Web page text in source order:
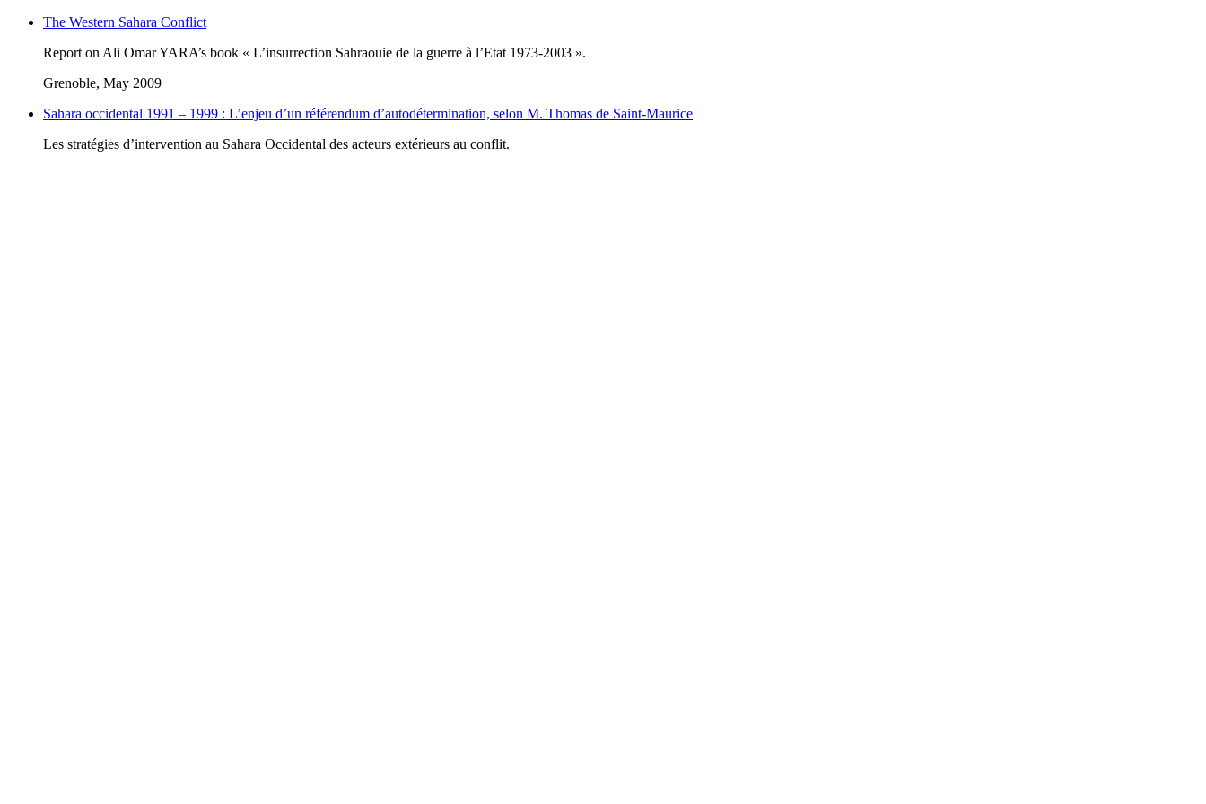
The Western Sahara Conflict
Report on Ali Omar YARA’s book « L’insurrection Sahraouie de la guerre à l’Etat 1973-2003 ».
Grenoble, May 2009
Sahara occidental 1991 – 1999 : L’enjeu d’un référendum d’autodétermination, selon M. Thomas de Saint-Maurice
Les stratégies d’intervention au Sahara Occidental des acteurs extérieurs au conflit.